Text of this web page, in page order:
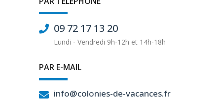
09 72 17 13 20
Lundi - Vendredi 9h-12h et 14h-18h
PAR E-MAIL
info@colonies-de-vacances.fr